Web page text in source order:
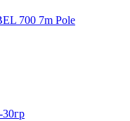
700 7m Pole